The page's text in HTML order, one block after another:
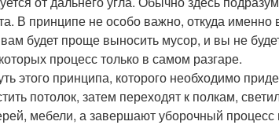
В принципе не особо важно, откуда именно
вам будет проще выносить мусор, и вы не
процесс только в самом разгаре.
этого принципа, которого необходимо
потолок, затем переходят к полкам,
мебели, а завершают уборочный